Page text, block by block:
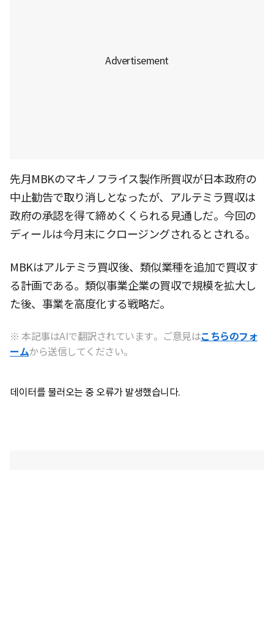
先月MBKのマキノフライス製作所買収が日本政府の
中止勧告で取り消しとなったが、アルテミラ買収は
政府の承認を得て締めくくられる見通しだ。今回の
ディールは今月末にクロージングされるとされる。
MBKはアルテミラ買収後、類似業種を追加で買収す
る計画である。類似事業企業の買収で規模を拡大し
た後、事業を高度化する戦略だ。
※ 本記事はAIで翻訳されています。ご意見はこちらのフォ
ームから送信してください。
데이터를 불러오는 중 오류가 발생했습니다.